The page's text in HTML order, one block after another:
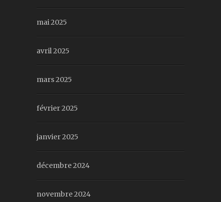
mai 2025
avril 2025
mars 2025
février 2025
janvier 2025
décembre 2024
novembre 2024